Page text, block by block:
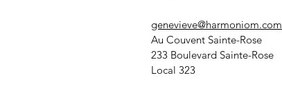
genevieve@harmoniom.com
Au Couvent Sainte-Rose
233 Boulevard Sainte-Rose
Local 323